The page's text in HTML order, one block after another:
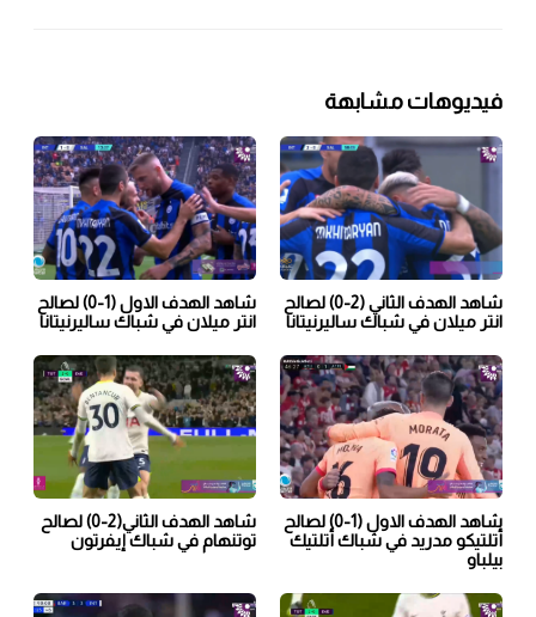
فيديوهات مشابهة
شاهد الهدف الثاني (2-0) لصالح
انتر ميلان في شباك ساليرنيتانا
شاهد الهدف الاول (1-0) لصالح
انتر ميلان في شباك ساليرنيتانا
شاهد الهدف الاول (1-0) لصالح
أتلتيكو مدريد في شباك أتلتيك
بيلباو
شاهد الهدف الثاني(2-0) لصالح
توتنهام في شباك إيفرتون